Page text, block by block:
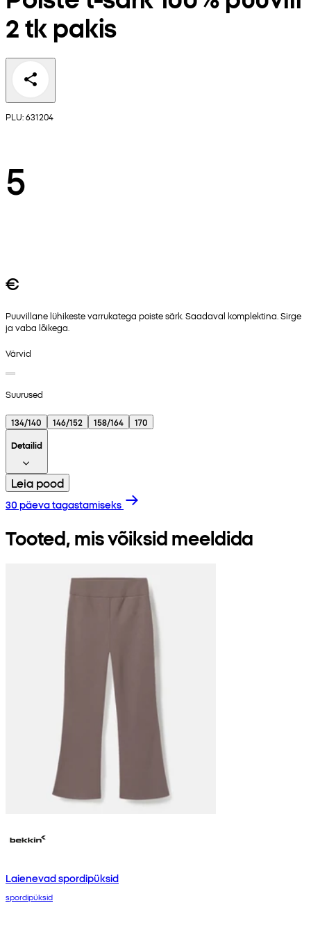
2 tk pakis
PLU: 631204
5
€
Puuvillane lühikeste varrukatega poiste särk. Saadaval komplektina. Sirge
ja vaba lõikega.
Värvid
Suurused
134/140 146/152 158/164
170
Detailid
Leia pood
30 päeva tagastamiseks
Tooted, mis võiksid meeldida
Laienevad spordipüksid
spordipüksid